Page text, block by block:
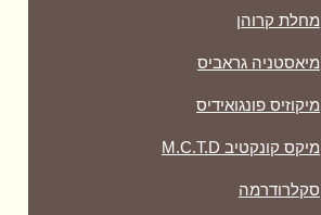
מחלת קרוהן
מיאסטניה גראביס
מיקוזיס פונגואידיס
מיקס קונקטיב M.C.T.D
סקלרודרמה